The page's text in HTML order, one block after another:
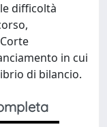
difficoltà
in cui
di bilancio.